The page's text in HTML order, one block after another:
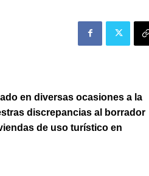
en diversas ocasiones a la
discrepancias al borrador
de uso turístico en